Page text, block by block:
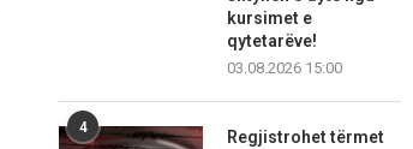
kursimet e
qytetarëve!
03.08.2026 15:00
4
Regjistrohet tërmet